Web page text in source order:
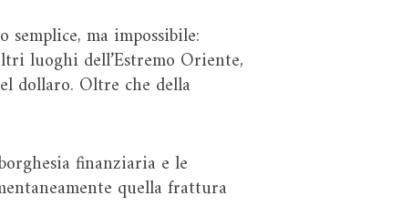
ma impossibile:
luoghi dell’Estremo Oriente,
dollaro. Oltre che della
finanziaria e le
quella frattura